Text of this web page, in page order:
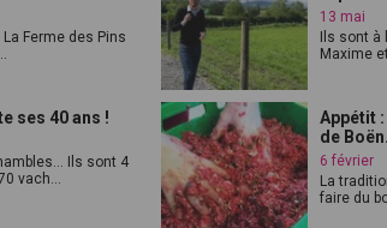
Ferme des Pins
13 mai
Ils sont
Maxime
ses 40 ans !
Ils sont 4
vach...
Appétit
de
6 février
La
faire du